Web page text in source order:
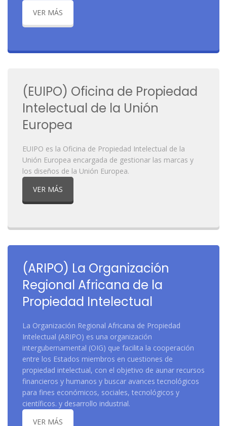
VER MÁS
(EUIPO) Oficina de Propiedad
Intelectual de la Unión
Europea
EUIPO es la Oficina de Propiedad Intelectual de la
Unión Europea encargada de gestionar las marcas y
los diseños de la Unión Europea.
VER MÁS
(ARIPO) La Organización
Regional Africana de la
Propiedad Intelectual
La Organización Regional Africana de Propiedad
Intelectual (ARIPO) es una organización
intergubernamental (OIG) que facilita la cooperación
entre los Estados miembros en cuestiones de
propiedad intelectual, con el objetivo de aunar recursos
financieros y humanos y buscar avances tecnológicos
para fines económicos, sociales, tecnológicos y
científicos. y desarrollo industrial.
VER MÁS